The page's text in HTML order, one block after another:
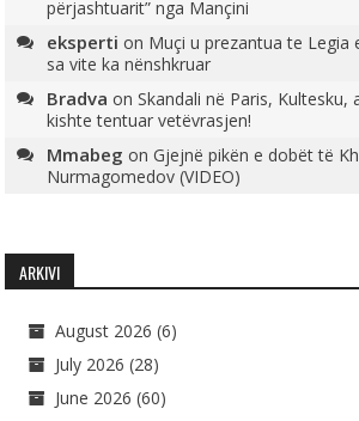
përjashtuarit” nga Mançini
eksperti on Muçi u prezantua te Legia
sa vite ka nënshkruar
Bradva onSkandali në Paris, Kultesku,
kishte tentuar vetëvrasjen!
Mmabeg onGjejnë pikën e dobët të
Nurmagomedov (VIDEO)
ARKIVI
August 2026 (6)
July 2026 (28)
June 2026 (60)